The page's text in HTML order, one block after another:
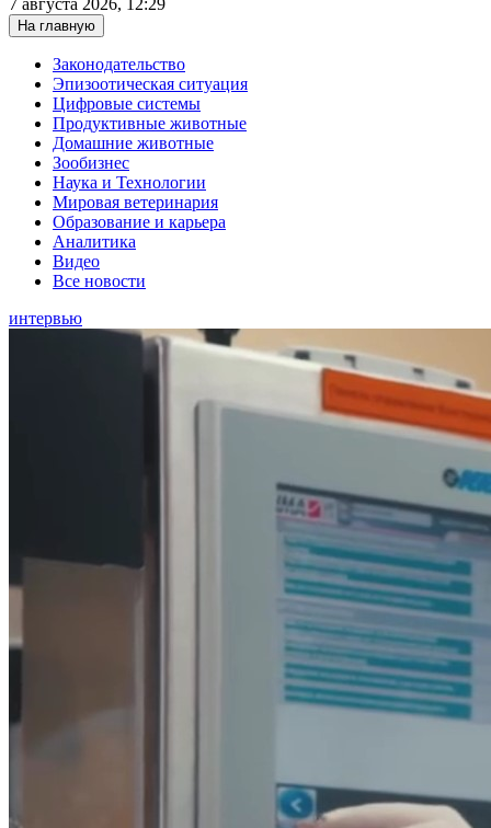
На главную
Законодательство
Эпизоотическая ситуация
Цифровые системы
Продуктивные животные
Домашние животные
Зообизнес
Наука и Технологии
Мировая ветеринария
Образование и карьера
Аналитика
Видео
Все новости
интервью